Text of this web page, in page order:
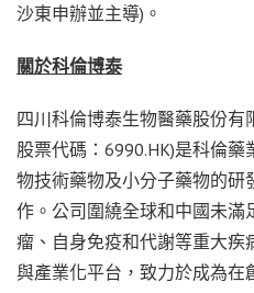
沙東申辦並主導)。
關於科倫博泰
四川科倫博泰生物醫藥股份有
股票代碼：6990.HK)是科倫
物技術藥物及小分子藥物的研
作。公司圍繞全球和中國未滿
瘤、自身免疫和代謝等重大
與產業化平台，致力於成為在